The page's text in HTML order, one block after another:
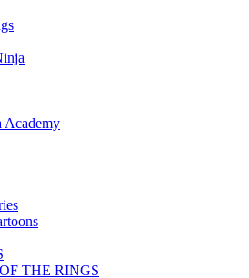
Academy
THE RINGS